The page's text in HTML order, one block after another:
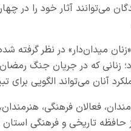
می‌توانند آثار خود را
میدان‌دار» در نظر گرفته
که در جریان جنگ
عملکرد آنان می‌تواند الگویی
فعالان فرهنگی،
تاریخی و فرهنگی